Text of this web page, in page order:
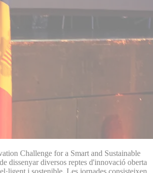
Challenge for a Smart and Sustainable
dissenyar diversos reptes d'innovació oberta
i sostenible. Les jornades consisteixen